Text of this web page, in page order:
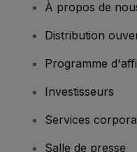
À propos de
Distribution
Programme
Investisseurs
Services
Salle de presse